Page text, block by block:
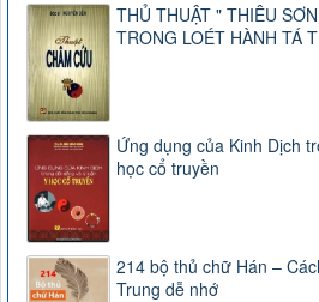
THỦ THUẬT " THIÊU
TRONG LOÉT HÀNH TÁ
Ứng dụng của Kinh Dịch
học cổ truyền
214 bộ thủ chữ Hán –
Trung dễ nhớ